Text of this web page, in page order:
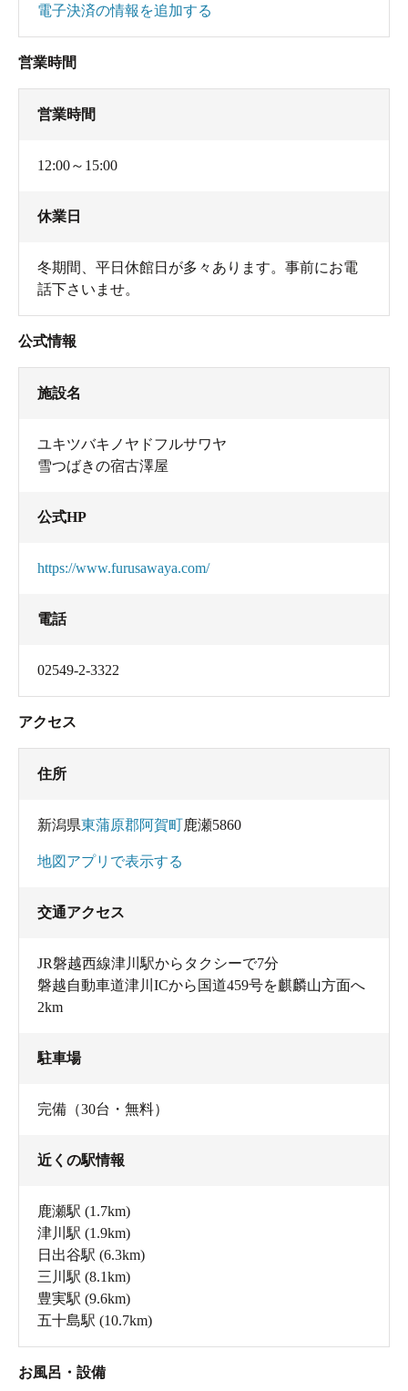
電子決済の情報を追加する
営業時間
営業時間
12:00～15:00
休業日
冬期間、平日休館日が多々あります。事前にお電
話下さいませ。
公式情報
施設名
ユキツバキノヤドフルサワヤ
雪つばきの宿古澤屋
公式HP
https://www.furusawaya.com/
電話
02549-2-3322
アクセス
住所
新潟県東蒲原郡阿賀町鹿瀬5860
地図アプリで表示する
交通アクセス
JR磐越西線津川駅からタクシーで7分
磐越自動車道津川ICから国道459号を麒麟山方面へ
2km
駐車場
完備（30台・無料）
近くの駅情報
鹿瀬駅 (1.7km)
津川駅 (1.9km)
日出谷駅 (6.3km)
三川駅 (8.1km)
豊実駅 (9.6km)
五十島駅 (10.7km)
お風呂・設備